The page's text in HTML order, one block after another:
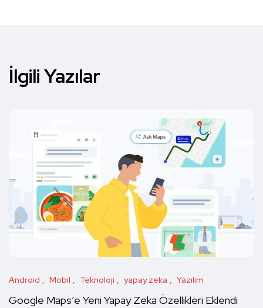
İlgili Yazılar
Android Mobil Teknoloji yapay zeka Yazılım
Google Maps’e Yeni Yapay Zeka Özellikleri Eklendi